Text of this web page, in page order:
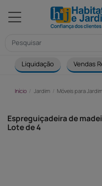
Liquidação Vendas
Início Jardim Móveis para
Espreguiçadeira de
Lote de 4